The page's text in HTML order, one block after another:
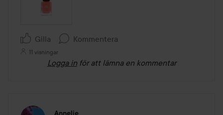
Gilla Kommentera
11 visningar
Logga in för att lämna en kommentar
Annelie